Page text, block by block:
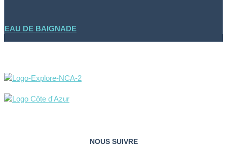
EAU DE BAIGNADE
NOUS SUIVRE